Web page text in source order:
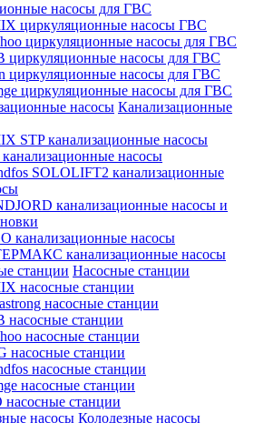
насосы для ГВС
циркуляционные насосы ГВС
циркуляционные насосы для ГВС
циркуляционные насосы для ГВС
циркуляционные насосы для ГВС
циркуляционные насосы для ГВС
Канализационные
STP канализационные насосы
канализационные насосы
SOLOLIFT2 канализационные
канализационные насосы и
канализационные насосы
канализационные насосы
Насосные станции
насосные станции
насосные станции
насосные станции
насосные станции
насосные станции
насосные станции
насосные станции
насосные станции
Колодезные насосы